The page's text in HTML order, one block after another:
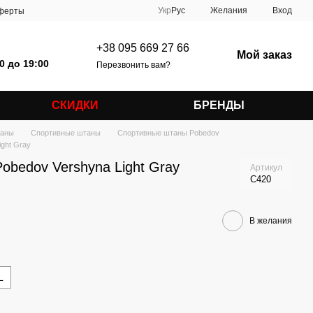
Укр Рус Желания Вход
до 19:00
+38 095 669 27 66
Перезвонить вам?
Мой заказ
СКИДКИ БРЕНДЫ
Спортивные штаны
Спортивные штаны Pobedov
Gray
Vershyna Light Gray Артикул
C420
В желания